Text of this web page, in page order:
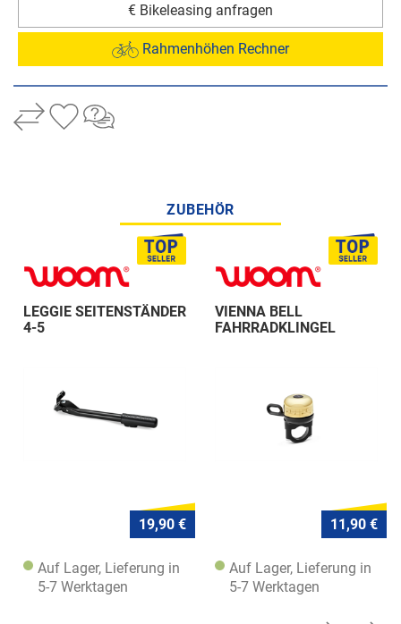
€ Bikeleasing anfragen
Rahmenhöhen Rechner
ZUBEHÖR
LEGGIE SEITENSTÄNDER
4-5
19,90 €
Auf Lager, Lieferung in
5-7 Werktagen
VIENNA BELL
FAHRRADKLINGEL
11,90 €
Auf Lager, Lieferung in
5-7 Werktagen